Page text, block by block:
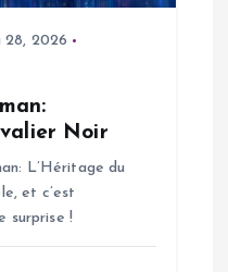
28, 2026
Noir
L’Héritage du
et c’est
surprise !